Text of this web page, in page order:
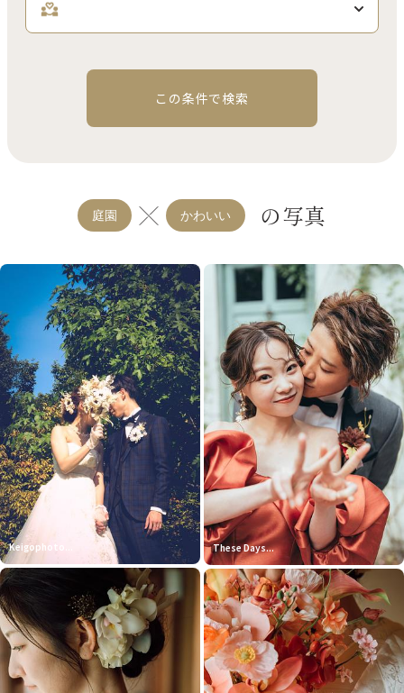
この条件で検索
庭園 かわいい の写真
Keigophoto... These Days...